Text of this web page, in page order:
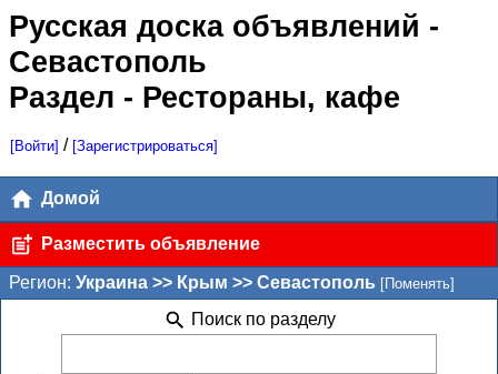
Русская доска объявлений -
Севастополь
Раздел - Рестораны, кафе
[Войти] / [Зарегистрироваться]
Домой
Разместить объявление
Регион: Украина >> Крым >> Севастополь [Поменять]
Поиск по разделу